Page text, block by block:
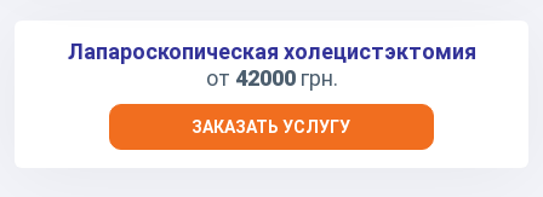
Лапароскопическая холецистэктомия
от 42000 грн.
ЗАКАЗАТЬ УСЛУГУ